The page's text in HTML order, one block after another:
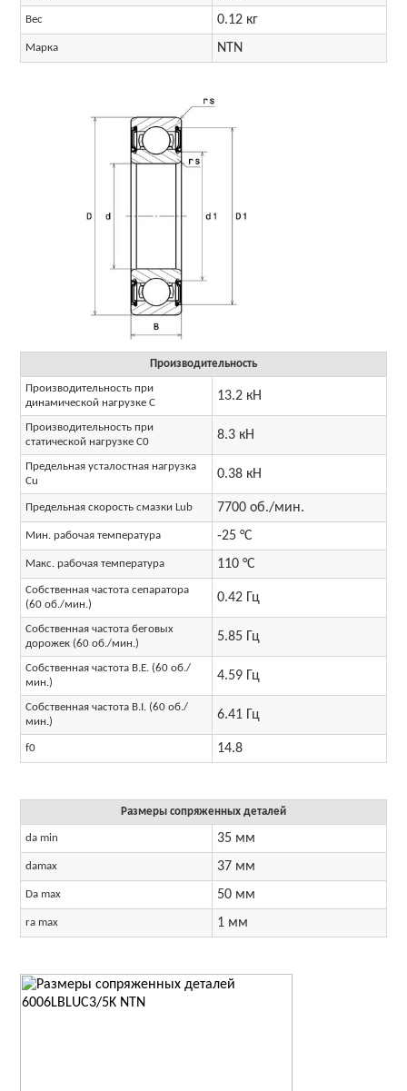
Вес 0.12 кг
Марка NTN
Производительность
Производительность при
динамической нагрузке C
13.2 кН
Производительность при
статической нагрузке C0
8.3 кН
Предельная усталостная нагрузка
Cu
0.38 кН
Предельная скорость смазки Lub 7700 об./мин.
Мин. рабочая температура -25 °C
Макс. рабочая температура 110 °C
Собственная частота сепаратора
(60 об./мин.)
0.42 Гц
Собственная частота беговых
дорожек (60 об./мин.)
5.85 Гц
Собственная частота B.E. (60 об./
мин.)
4.59 Гц
Собственная частота B.I. (60 об./
мин.)
6.41 Гц
f0 14.8
Размеры сопряженных деталей
da min 35 мм
damax 37 мм
Da max 50 мм
ra max 1 мм